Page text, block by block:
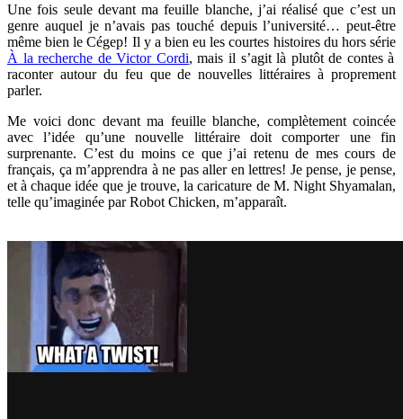
Une fois seule devant ma feuille blanche, j’ai réalisé que c’est un
genre auquel je n’avais pas touché depuis l’université… peut-être
même bien le Cégep! Il y a bien eu les courtes histoires du hors série
À la recherche de Victor Cordi, mais il s’agit là plutôt de contes à
raconter autour du feu que de nouvelles littéraires à proprement
parler.
Me voici donc devant ma feuille blanche, complètement coincée
avec l’idée qu’une nouvelle littéraire doit comporter une fin
surprenante. C’est du moins ce que j’ai retenu de mes cours de
français, ça m’apprendra à ne pas aller en lettres! Je pense, je pense,
et à chaque idée que je trouve, la caricature de M. Night Shyamalan,
telle qu’imaginée par Robot Chicken, m’apparaît.